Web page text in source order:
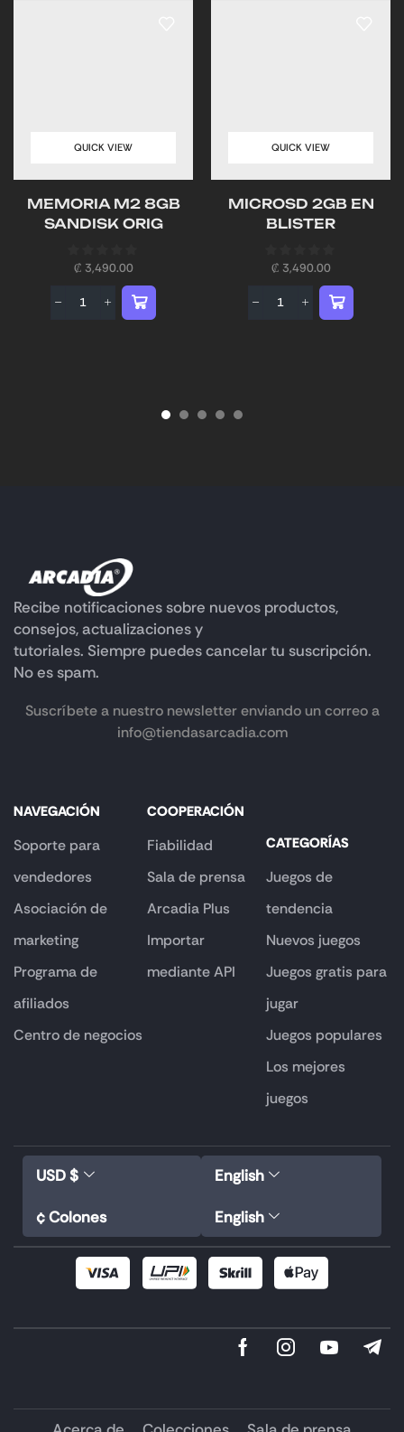
QUICK VIEW
MEMORIA M2 8GB
SANDISK ORIG
₡ 3,490.00
QUICK VIEW
MICROSD 2GB EN
BLISTER
₡ 3,490.00
Recibe notificaciones sobre nuevos productos,
consejos, actualizaciones y
tutoriales. Siempre puedes cancelar tu suscripción.
No es spam.
Suscríbete a nuestro newsletter enviando un correo a
info@tiendasarcadia.com
NAVEGACIÓN
Soporte para
vendedores
Asociación de
marketing
Programa de
afiliados
Centro de negocios
COOPERACIÓN
Fiabilidad
Sala de prensa
Arcadia Plus
Importar
mediante API
CATEGORÍAS
Juegos de
tendencia
Nuevos juegos
Juegos gratis para
jugar
Juegos populares
Los mejores
juegos
USD $
¢ Colones
English
English